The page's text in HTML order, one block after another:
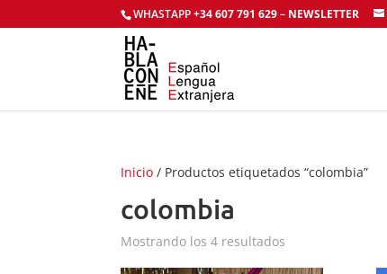
WHASTAPP+34 607 791 629– NEWSLETTER
Inicio / Productos etiquetados “colombia”
colombia
Mostrando los 4 resultados